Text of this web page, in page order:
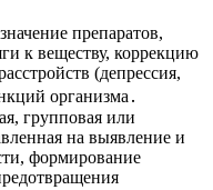
препаратов,
к веществу, коррекцию
(депрессия,
организма․
групповая или
на выявление и
формирование